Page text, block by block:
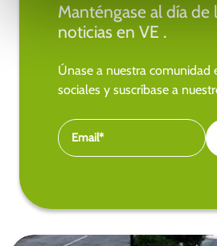
Manténgase al día de
noticias en VE .
Únase a nuestra comunidad
sociales y suscríbase a